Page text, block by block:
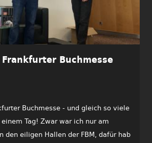
Buchmesse
Buchmesse - und gleich so viele
Tag! Zwar war ich nur am
den eiligen Hallen der FBM, dafür hab